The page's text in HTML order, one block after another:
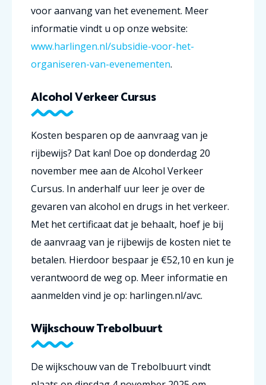
voor aanvang van het evenement. Meer
informatie vindt u op onze website:
www.harlingen.nl/subsidie-voor-het-
organiseren-van-evenementen.
Alcohol Verkeer Cursus
Kosten besparen op de aanvraag van je
rijbewijs? Dat kan! Doe op donderdag 20
november mee aan de Alcohol Verkeer
Cursus. In anderhalf uur leer je over de
gevaren van alcohol en drugs in het verkeer.
Met het certificaat dat je behaalt, hoef je bij
de aanvraag van je rijbewijs de kosten niet te
betalen. Hierdoor bespaar je €52,10 en kun je
verantwoord de weg op. Meer informatie en
aanmelden vind je op: harlingen.nl/avc.
Wijkschouw Trebolbuurt
De wijkschouw van de Trebolbuurt vindt